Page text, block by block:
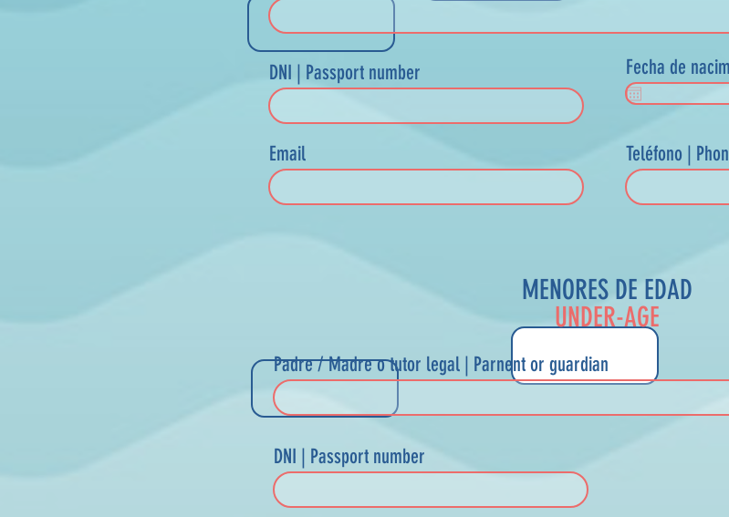
DNI | Passport number
Email Teléfono |
Fecha de
MENORES DE EDAD
UNDER-AGE
Padre / Madre o tutor legal | Parnent or guardian
DNI | Passport number